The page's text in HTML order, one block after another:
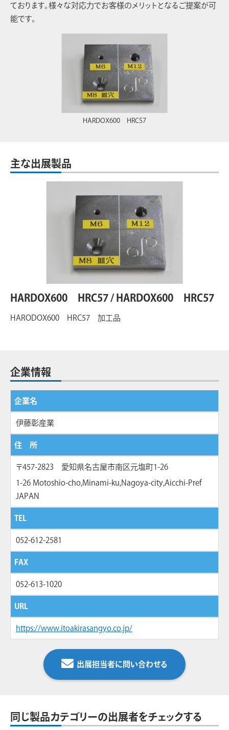
ております。様々な対応力でお客様のメリットとなるご提案が可
能です。
HARDOX600 HRC57
主な出展製品
HARDOX600 HRC57 / HARDOX600 HRC57
HARODOX600 HRC57 加工品
企業情報
企業名
伊藤彰産業
住 所
〒457-2823 愛知県名古屋市南区元塩町1-26
1-26 Motoshio-cho,Minami-ku,Nagoya-city,Aicchi-Pref
JAPAN
TEL
052-612-2581
FAX
052-613-1020
URL
https://www.itoakirasangyo.co.jp/
出展担当者に問い合わせる
同じ製品カテゴリーの出展者をチェックする